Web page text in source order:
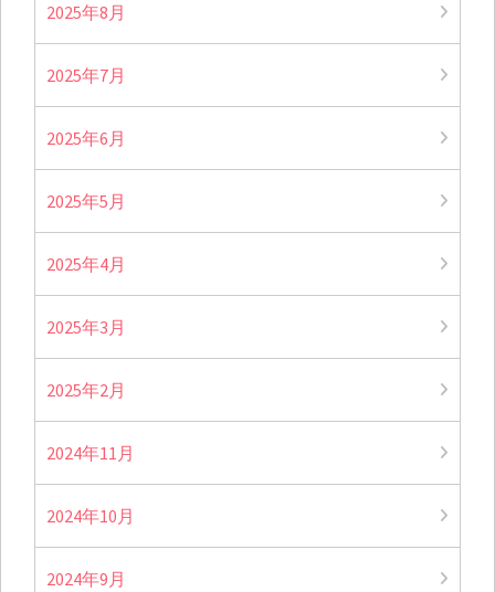
2025年8月
2025年7月
2025年6月
2025年5月
2025年4月
2025年3月
2025年2月
2024年11月
2024年10月
2024年9月